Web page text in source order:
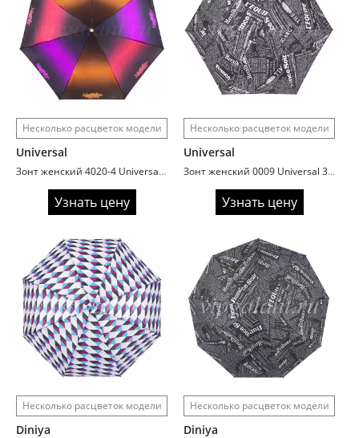
Несколько расцветок модели
Universal
Зонт женский 4020-4 Universal 4 сл с/а 7 спиц серебро внутри
Узнать цену
Несколько расцветок модели
Universal
Зонт женский 0009 Universal 3 сл с/а 6 спиц газета superlight
Узнать цену
Несколько расцветок модели
Diniya
Несколько расцветок модели
Diniya